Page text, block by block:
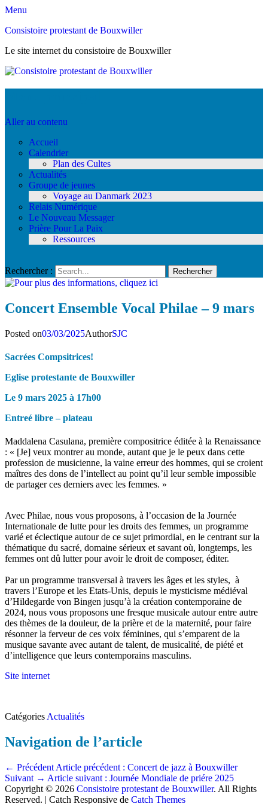
Menu
Consistoire protestant de Bouxwiller
Le site internet du consistoire de Bouxwiller
Aller au contenu
Accueil
Calendrier
Plan des Cultes
Actualités
Groupe de jeunes
Voyage au Danmark 2023
Relais Numérique
Le Nouveau Messager
Prière Pour La Paix
Ressources
Rechercher :
Concert Ensemble Vocal Philae – 9 mars
Posted on03/03/2025AuthorSJC
Sacrées Compsitrices!
Eglise protestante de Bouxwiller
Le 9 mars 2025 à 17h00
Entreé libre – plateau
Maddalena Casulana, première compositrice éditée à la Renaissance
: « [Je] veux montrer au monde, autant que je le peux dans cette
profession de musicienne, la vaine erreur des hommes, qui se croient
maîtres des dons de l’intellect au point qu’il leur semble impossible
de partager ces derniers avec les femmes. »
Avec Philae, nous vous proposons, à l’occasion de la Journée
Internationale de lutte pour les droits des femmes, un programme
varié et éclectique autour de ce sujet primordial, en le centrant sur la
thématique du sacré, domaine sérieux et savant où, longtemps, les
femmes ont dû lutter pour avoir le droit de composer, éditer.
Par un programme transversal à travers les âges et les styles, à
travers l’Europe et les Etats-Unis, depuis le mysticisme médiéval
d’Hildegarde von Bingen jusqu’à la création contemporaine de
2024, nous vous proposons une fresque musicale autour entre autre
des thèmes de la douleur, de la prière et de la maternité, pour faire
résonner la ferveur de ces voix féminines, qui s’emparent de la
musique savante avec autant de talent, de musicalité, de piété et
d’intelligence que leurs contemporains masculins.
Site internet
Catégories Actualités
Navigation de l’article
← Précédent Article précédent : Concert de jazz à Bouxwiller
Suivant → Article suivant : Journée Mondiale de priére 2025
Copyright © 2026 Consistoire protestant de Bouxwiller. All Rights
Reserved. | Catch Responsive de Catch Themes